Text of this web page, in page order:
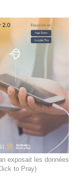
exposait les données
to Pray)